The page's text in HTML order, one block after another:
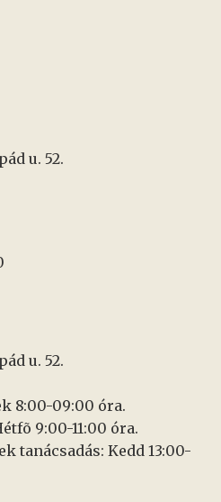
u. 52.
u. 52.
8:00-09:00 óra.
9:00-11:00 óra.
tanácsadás: Kedd 13:00-